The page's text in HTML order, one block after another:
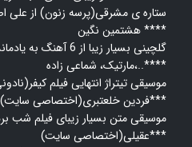
ستاره ی مشرقی(پرسه زنون) از علی
هشتمین نگین ****
گلچینی بسیار زیبا
مارتیک، شماعی زاده،..****
موسیقی تیتراژ انتهایی فیلم
فردین خلعتبری(اختصاصی سایت)***
موسیقی متن بسیار زیبای فیلم شب
عقیلی(اختصاصی سایت)***